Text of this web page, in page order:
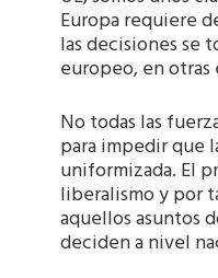
Europa requiere
las decisiones se
europeo, en
No todas las
para impedir que
uniformizada. El
liberalismo y por
aquellos asuntos
deciden a nivel